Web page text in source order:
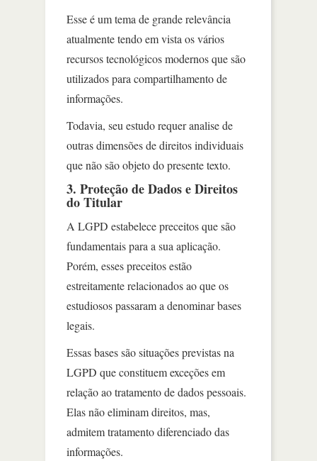
Esse é um tema de grande relevância
atualmente tendo em vista os vários
recursos tecnológicos modernos que são
utilizados para compartilhamento de
informações.
Todavia, seu estudo requer analise de
outras dimensões de direitos individuais
que não são objeto do presente texto.
3. Proteção de Dados e Direitos
do Titular
A LGPD estabelece preceitos que são
fundamentais para a sua aplicação.
Porém, esses preceitos estão
estreitamente relacionados ao que os
estudiosos passaram a denominar bases
legais.
Essas bases são situações previstas na
LGPD que constituem exceções em
relação ao tratamento de dados pessoais.
Elas não eliminam direitos, mas,
admitem tratamento diferenciado das
informações.